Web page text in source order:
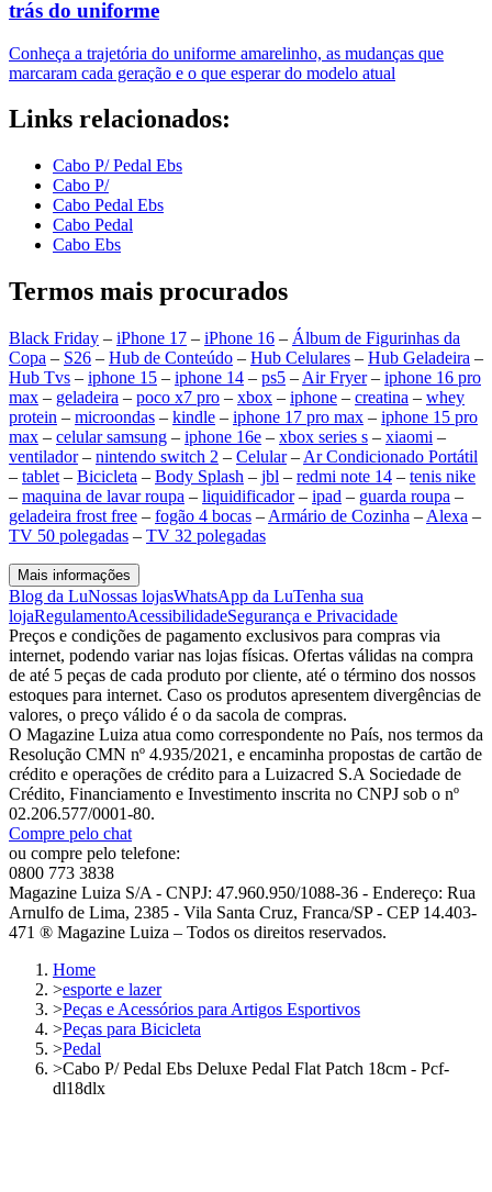
trás do uniforme
Conheça a trajetória do uniforme amarelinho, as mudanças que
marcaram cada geração e o que esperar do modelo atual
Links relacionados:
Cabo P/ Pedal Ebs
Cabo P/
Cabo Pedal Ebs
Cabo Pedal
Cabo Ebs
Termos mais procurados
Black Friday – iPhone 17 – iPhone 16 – Álbum de Figurinhas da
Copa – S26 – Hub de Conteúdo – Hub Celulares – Hub Geladeira –
Hub Tvs – iphone 15 – iphone 14 – ps5 – Air Fryer– iphone 16 pro
max – geladeira – poco x7 pro – xbox – iphone – creatina – whey
protein – microondas – kindle – iphone 17 pro max – iphone 15 pro
max – celular samsung – iphone 16e – xbox series s – xiaomi –
ventilador– nintendo switch 2 – Celular– Ar Condicionado Portátil
– tablet – Bicicleta – Body Splash – jbl – redmi note 14 – tenis nike
– maquina de lavar roupa – liquidificador– ipad – guarda roupa –
geladeira frost free – fogão 4 bocas – Armário de Cozinha – Alexa –
TV 50 polegadas – TV 32 polegadas
Mais informações
Blog da LuNossas lojasWhatsApp da LuTenha sua
lojaRegulamentoAcessibilidadeSegurança e Privacidade
Preços e condições de pagamento exclusivos para compras via
internet, podendo variar nas lojas físicas. Ofertas válidas na compra
de até 5 peças de cada produto por cliente, até o término dos nossos
estoques para internet. Caso os produtos apresentem divergências de
valores, o preço válido é o da sacola de compras.
O Magazine Luiza atua como correspondente no País, nos termos da
Resolução CMN nº 4.935/2021, e encaminha propostas de cartão de
crédito e operações de crédito para a Luizacred S.A Sociedade de
Crédito, Financiamento e Investimento inscrita no CNPJ sob o nº
02.206.577/0001-80.
Compre pelo chat
ou compre pelo telefone:
0800 773 3838
Magazine Luiza S/A - CNPJ: 47.960.950/1088-36 - Endereço: Rua
Arnulfo de Lima, 2385 - Vila Santa Cruz, Franca/SP - CEP 14.403-
471 ® Magazine Luiza – Todos os direitos reservados.
Home
>esporte e lazer
>Peças e Acessórios para Artigos Esportivos
>Peças para Bicicleta
>Pedal
>Cabo P/ Pedal Ebs Deluxe Pedal Flat Patch 18cm - Pcf-
dl18dlx